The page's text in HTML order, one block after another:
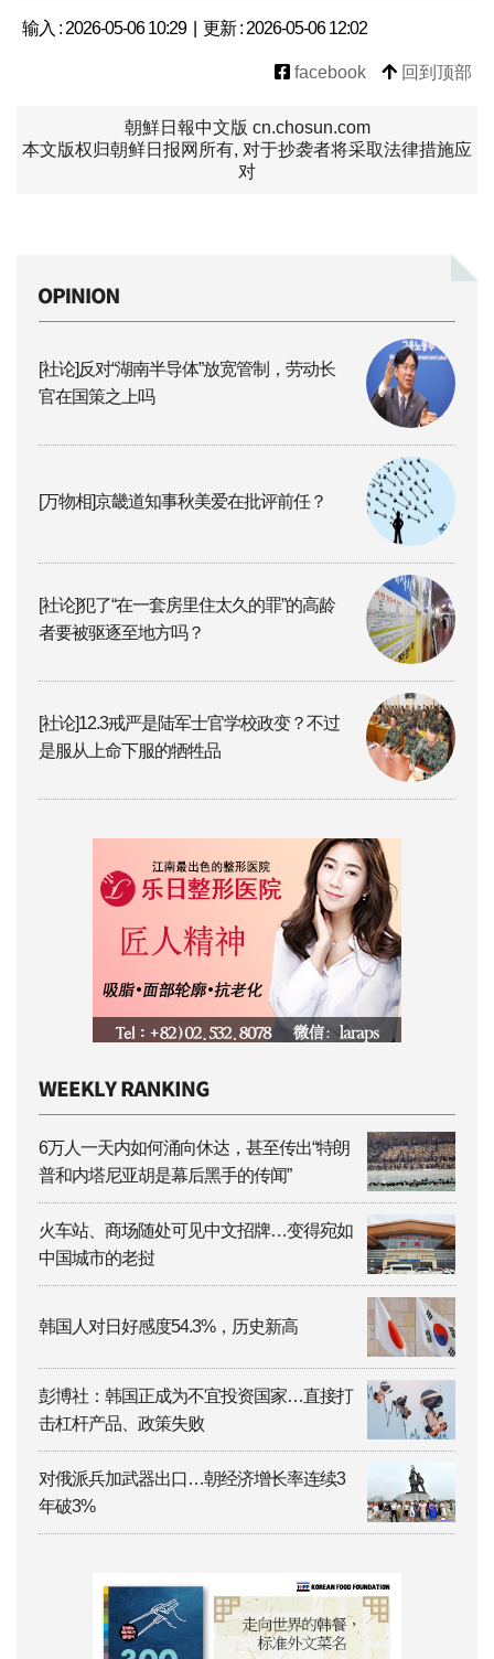
输入 : 2026-05-06 10:29 | 更新 : 2026-05-06 12:02
facebook 回到顶部
朝鮮日報中文版 cn.chosun.com
本文版权归朝鲜日报网所有, 对于抄袭者将采取法律措施应
对
[社论]反对“湖南半导体”放宽管制，劳动长
官在国策之上吗
[万物相]京畿道知事秋美爱在批评前任？
[社论]犯了“在一套房里住太久的罪”的高龄
者要被驱逐至地方吗？
[社论]12.3戒严是陆军士官学校政变？不过
是服从上命下服的牺牲品
6万人一天内如何涌向休达，甚至传出“特朗
普和内塔尼亚胡是幕后黑手的传闻”
火车站、商场随处可见中文招牌…变得宛如
中国城市的老挝
韩国人对日好感度54.3%，历史新高
彭博社：韩国正成为不宜投资国家…直接打
击杠杆产品、政策失败
对俄派兵加武器出口…朝经济增长率连续3
年破3%